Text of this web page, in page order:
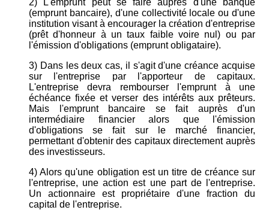
2) L'emprunt peut se faire auprès d'une banque
(emprunt bancaire), d'une collectivité locale ou d'une
institution visant à encourager la création d'entreprise
(prêt d'honneur à un taux faible voire nul) ou par
l'émission d'obligations (emprunt obligataire).
3) Dans les deux cas, il s'agit d'une créance acquise
sur l'entreprise par l'apporteur de capitaux.
L'entreprise devra rembourser l'emprunt à une
échéance fixée et verser des intérêts aux prêteurs.
Mais l'emprunt bancaire se fait auprès d'un
intermédiaire financier alors que l'émission
d'obligations se fait sur le marché financier,
permettant d'obtenir des capitaux directement auprès
des investisseurs.
4) Alors qu'une obligation est un titre de créance sur
l'entreprise, une action est une part de l'entreprise.
Un actionnaire est propriétaire d'une fraction du
capital de l'entreprise.